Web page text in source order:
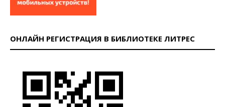
ОНЛАЙН РЕГИСТРАЦИЯ В БИБЛИОТЕКЕ ЛИТРЕС